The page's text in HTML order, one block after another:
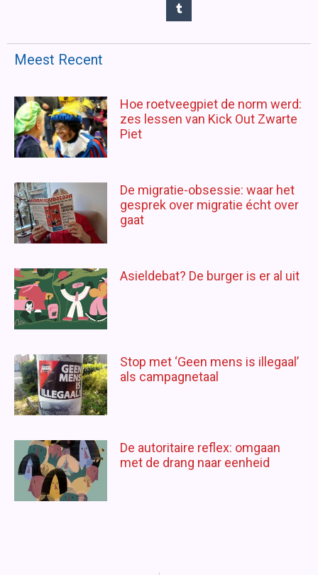
Meest Recent
Hoe roetveegpiet de norm werd:
zes lessen van Kick Out Zwarte
Piet
De migratie-obsessie: waar het
gesprek over migratie écht over
gaat
Asieldebat? De burger is er al uit
Stop met ‘Geen mens is illegaal’
als campagnetaal
De autoritaire reflex: omgaan
met de drang naar eenheid